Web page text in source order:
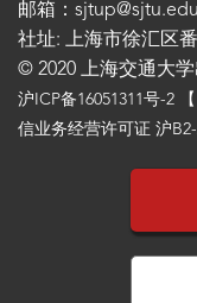
邮箱：
社址: 上海市徐汇区
© 2020 上海交通大
沪ICP备16051311号-2
信业务经营许可证 沪B2-